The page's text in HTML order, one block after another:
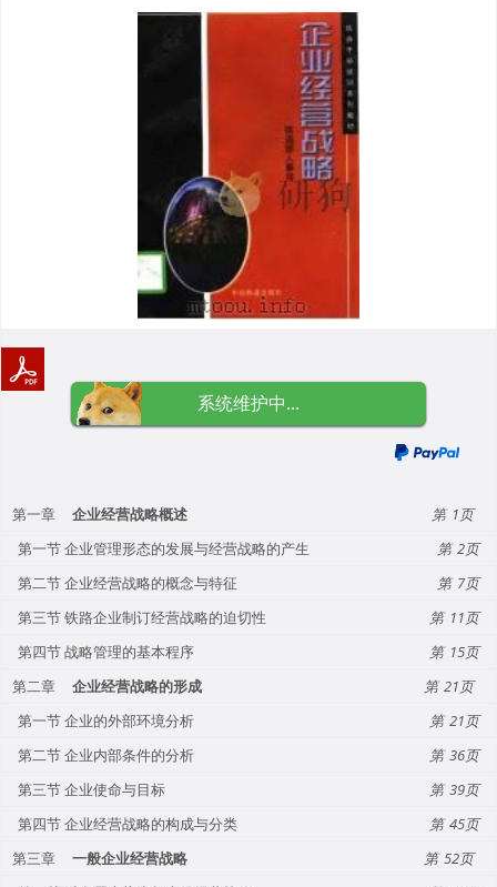
系统维护中...
第一章 企业经营战略概述
1
第一节 企业管理形态的发展与经营战略的产生
2
第二节 企业经营战略的概念与特征
7
第三节 铁路企业制订经营战略的迫切性
11
第四节 战略管理的基本程序
15
第二章
企业经营战略的形成
21
第一节 企业的外部环境分析
21
第二节 企业内部条件的分析
36
第三节 企业使命与目标
39
第四节 企业经营战略的构成与分类
45
第三章
一般企业经营战略
52